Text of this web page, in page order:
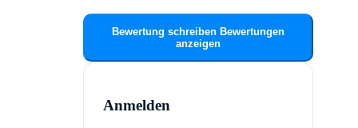
Bewertung schreiben Bewertungen
anzeigen
Anmelden